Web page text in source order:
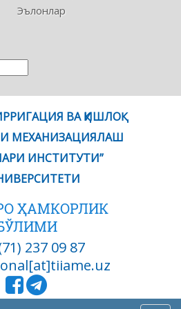
Эълонлар
ВА ҚИШЛОҚ
МЕХАНИЗАЦИЯЛАШ
ИНСТИТУТИ”
ҲАМКОРЛИК
237 09 87